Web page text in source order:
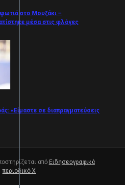
στο Μουζάκι –
μέσα στις φλόγες
«Είμαστε σε διαπραγματεύσεις
από Ειδησεογραφικό
περιοδικό Χ